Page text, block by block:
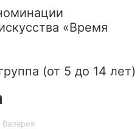
«Время
(от 5 до 14 лет)